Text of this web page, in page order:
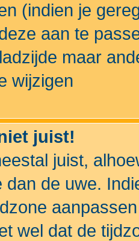
(indien je
aan te
maar
wijzigen
juist!
juist,
dan de uwe.
wel dat de